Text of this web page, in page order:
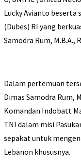
Lucky Avianto
(Dubes) RI yang
Samodra Rum, M.B.A.,
Dalam pertemuan
Dimas Samodra Rum,
Komandan Indobatt
TNI dalam misi
sepakat untuk
Lebanon khususnya.